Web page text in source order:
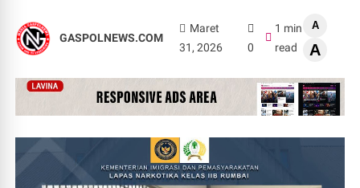
GASPOLNEWS.COM
Maret
31, 2026
0
1 min
read
A
A